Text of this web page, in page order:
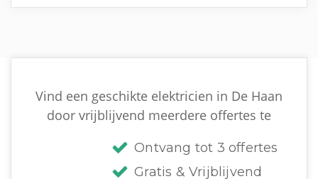
Vind een geschikte elektricien in De Haan
door vrijblijvend meerdere offertes te
Ontvang tot 3 offertes
Gratis & Vrijblijvend